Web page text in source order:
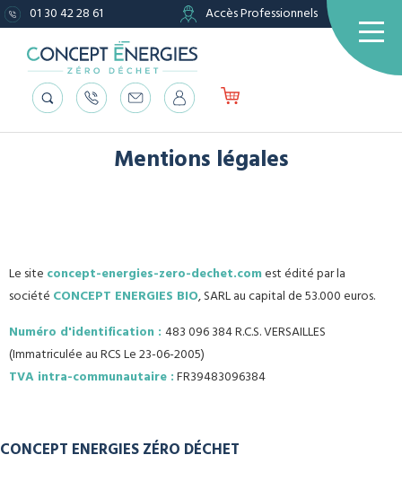
01 30 42 28 61 Accès Professionnels
Mentions légales
Le site concept-energies-zero-dechet.com est édité par la
société CONCEPT ENERGIES BIO, SARL au capital de 53.000 euros.
Numéro d'identification : 483 096 384 R.C.S. VERSAILLES
(Immatriculée au RCS Le 23-06-2005)
TVA intra-communautaire : FR39483096384
CONCEPT ENERGIES ZÉRO DÉCHET